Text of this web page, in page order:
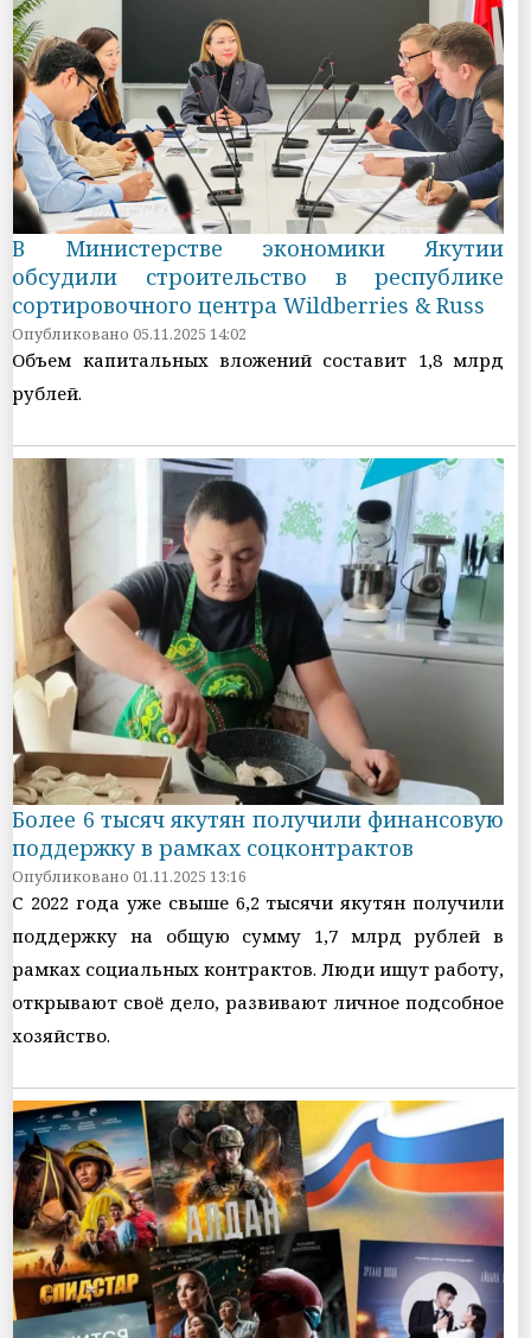
В Министерстве экономики Якутии
обсудили строительство в республике
сортировочного центра Wildberries & Russ
Опубликовано 05.11.2025 14:02
Объем капитальных вложений составит 1,8 млрд
рублей.
Более 6 тысяч якутян получили финансовую
поддержку в рамках соцконтрактов
Опубликовано 01.11.2025 13:16
С 2022 года уже свыше 6,2 тысячи якутян получили
поддержку на общую сумму 1,7 млрд рублей в
рамках социальных контрактов. Люди ищут работу,
открывают своё дело, развивают личное подсобное
хозяйство.